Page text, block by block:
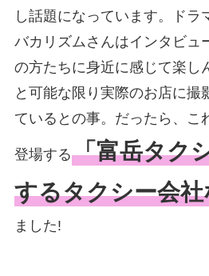
し話題になっています。ドラ
バカリズムさんはインタビュ
の方たちに身近に感じて楽し
と可能な限り実際のお店に撮
ているとの事。だったら、こ
登場する「富岳タク
するタクシー会
ました!